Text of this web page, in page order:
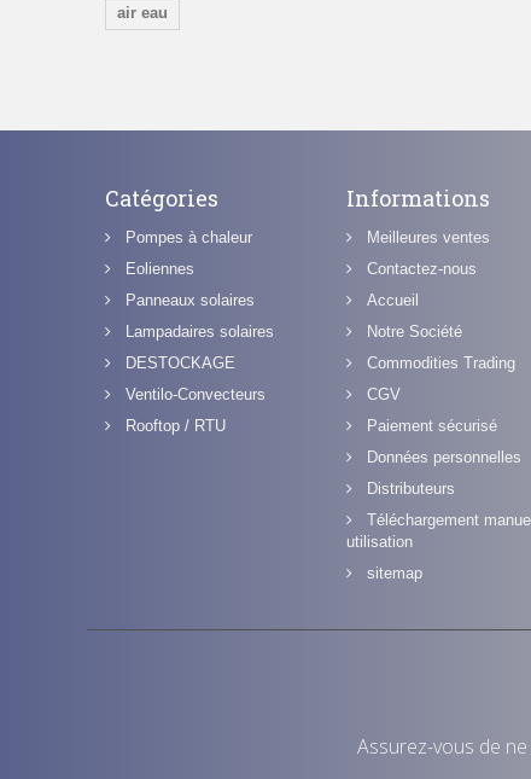
air eau
Catégories
Pompes à chaleur
Eoliennes
Panneaux solaires
Lampadaires solaires
DESTOCKAGE
Ventilo-Convecteurs
Rooftop / RTU
Informations
Meilleures ventes
Contactez-nous
Accueil
Notre Société
Commodities Trading
CGV
Paiement sécurisé
Données personnelles
Distributeurs
Téléchargement
utilisation
sitemap
Assurez-vous de